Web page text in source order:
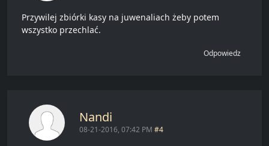
Przywilej zbiórki kasy na juwenaliach żeby potem
wszystko przechlać.
Odpowiedz
Nandi
08-21-2016, 07:42 PM #4